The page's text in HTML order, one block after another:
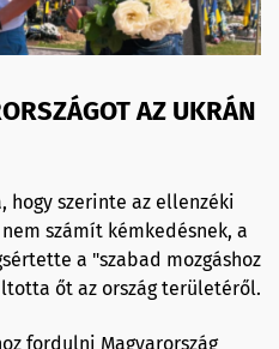
AZ UKRÁN
hogy szerinte az ellenzéki
számít kémkedésnek, a
a "szabad mozgáshoz
őt az ország területéről.
fordulni Magyarország